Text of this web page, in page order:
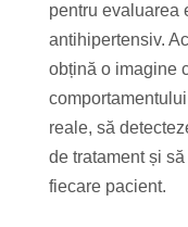
pentru evaluarea
antihipertensiv.
obțină o imagine
reale, să
de tratament și
fiecare pacient.